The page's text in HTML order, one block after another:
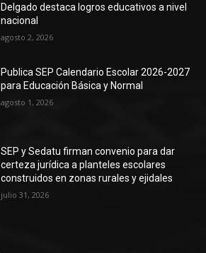
Delgado destaca logros educativos a nivel
nacional
agosto 2, 2026
Publica SEP Calendario Escolar 2026-2027
para Educación Básica y Normal
agosto 1, 2026
SEP y Sedatu firman convenio para dar
certeza jurídica a planteles escolares
construidos en zonas rurales y ejidales
julio 31, 2026